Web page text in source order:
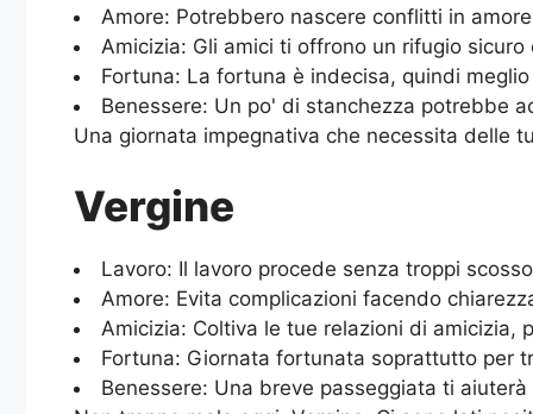
Amore: Potrebbero nascere conflitti in
Amicizia: Gli amici ti offrono un rifugio
Fortuna: La fortuna è indecisa, quindi
Benessere: Un po' di stanchezza potrebbe
Una giornata impegnativa che necessita delle
Vergine
Lavoro: Il lavoro procede senza troppi
Amore: Evita complicazioni facendo
Amicizia: Coltiva le tue relazioni di amicizia,
Fortuna: Giornata fortunata soprattutto per
Benessere: Una breve passeggiata ti